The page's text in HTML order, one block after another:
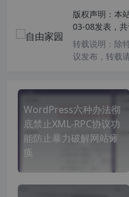
版权声明： 本
03-08发表，共
转载说明： 除
议发布，转载
WordPress六种办法彻
底禁止XML-RPC协议功
能防止暴力破解网站瘫
痪